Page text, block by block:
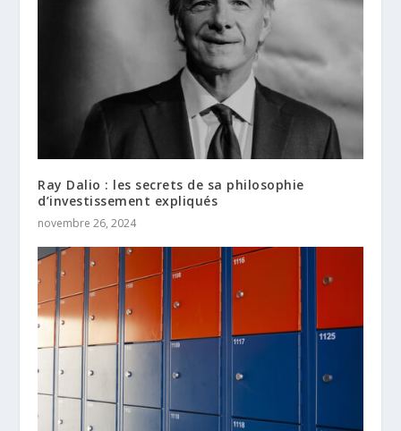
Ray Dalio : les secrets de sa philosophie
d’investissement expliqués
novembre 26, 2024